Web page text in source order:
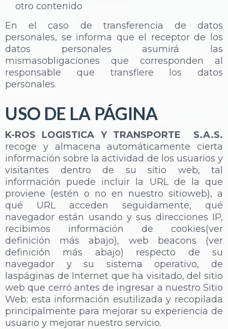
otro contenido
En el caso de transferencia de datos
personales, se informa que el receptor de los
datos personales asumirá las
mismasobligaciones que corresponden al
responsable que transfiere los datos
personales.
USO DE LA PÁGINA
K-ROS LOGISTICA Y TRANSPORTE S.A.S.
recoge y almacena automáticamente cierta
información sobre la actividad de los usuarios y
visitantes dentro de su sitio web, tal
información puede incluir la URL de la que
proviene (estén o no en nuestro sitioweb), a
qué URL acceden seguidamente, qué
navegador están usando y sus direcciones IP,
recibimos información de cookies(ver
definición más abajo), web beacons (ver
definición más abajo) respecto de su
navegador y su sistema operativo, de
laspáginas de Internet que ha visitado, del sitio
web que cerró antes de ingresar a nuestro Sitio
Web; esta información esutilizada y recopilada
principalmente para mejorar su experiencia de
usuario y mejorar nuestro servicio.